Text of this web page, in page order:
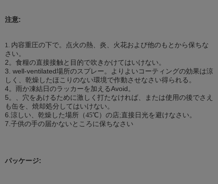
注意:
1. 内容重圧の下で。点火の熱、炎、火花および他のもとから保ちな
さい。
2。食糧の直接接触と目的で吹きかけてはいけない。
3. well-ventilated場所のスプレー。よりよいコーティングの効果は涼
しく、乾燥したほこりのない環境で作動させなさい得られる。
4。雨か凍結日のラッカーを加えるAvoid。
5。、穴をあけるために激しく打たなければ、または使用の後でさえ
も缶を、焼却処分してはいけない。
6.涼しい、乾燥した場所（45℃ ） の店;直接日光を避けなさい。
7.子供の手の届かないところに保ちなさい
パッケージ: